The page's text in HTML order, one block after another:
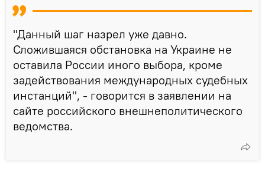
"Данный шаг назрел уже давно.
Сложившаяся обстановка на Украине не
оставила России иного выбора, кроме
задействования международных судебных
инстанций", - говорится в заявлении на
сайте российского внешнеполитического
ведомства.